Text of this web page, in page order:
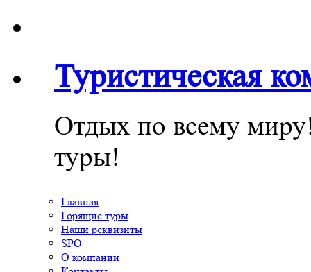
Туристическая
Отдых по всему
туры!
Главная
Горящие туры
Наши реквизиты
SPO
О компании